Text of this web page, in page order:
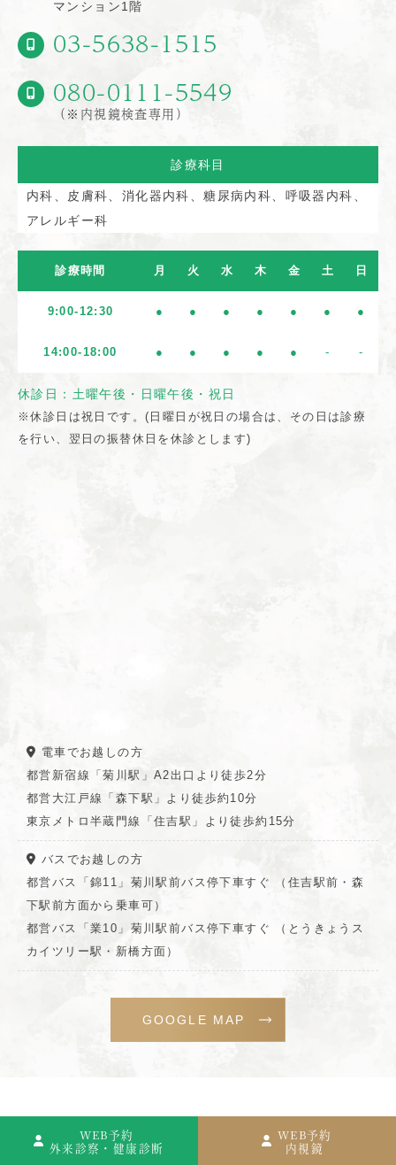
WEB予約
外来診察・健康診断
WEB予約
内視鏡
マンション1階
03-5638-1515
080-0111-5549
（※内視鏡検査専用）
診療科目
内科、皮膚科、消化器内科、糖尿病内科、呼吸器内科、
アレルギー科
診療時間 月 火 水 木 金 土 日
9:00-12:30 ● ● ● ● ● ● ●
14:00-18:00 ● ● ● ● ● - -
休診日：土曜午後・日曜午後・祝日
※休診日は祝日です。(日曜日が祝日の場合は、その日は診療
を行い、翌日の振替休日を休診とします)
電車でお越しの方
都営新宿線「菊川駅」A2出口より徒歩2分
都営大江戸線「森下駅」より徒歩約10分
東京メトロ半蔵門線「住吉駅」より徒歩約15分
バスでお越しの方
都営バス「錦11」菊川駅前バス停下車すぐ （住吉駅前・森
下駅前方面から乗車可）
都営バス「業10」菊川駅前バス停下車すぐ （とうきょうス
カイツリー駅・新橋方面）
GOOGLE MAP